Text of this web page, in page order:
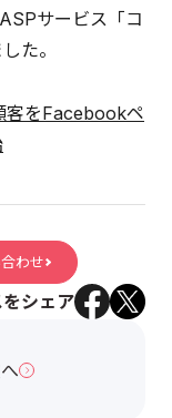
サービス「コ
た。
客をFacebookペ
わせ
シェア